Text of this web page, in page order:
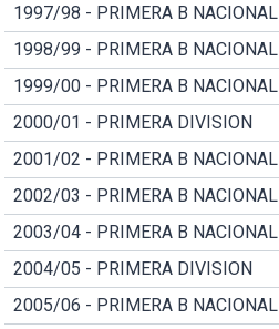
1997/98 - PRIMERA B NACIONAL
1998/99 - PRIMERA B NACIONAL
1999/00 - PRIMERA B NACIONAL
2000/01 - PRIMERA DIVISION
2001/02 - PRIMERA B NACIONAL
2002/03 - PRIMERA B NACIONAL
2003/04 - PRIMERA B NACIONAL
2004/05 - PRIMERA DIVISION
2005/06 - PRIMERA B NACIONAL